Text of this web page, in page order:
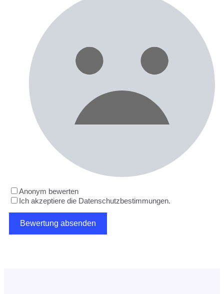
Anonym bewerten
Ich akzeptiere die Datenschutzbestimmungen.